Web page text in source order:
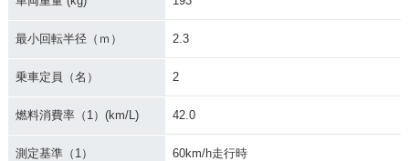
最小回転半径（ｍ） 2.3
乗車定員（名） 2
燃料消費率（1）(km/L) 42.0
測定基準（1） 60km/h走行時